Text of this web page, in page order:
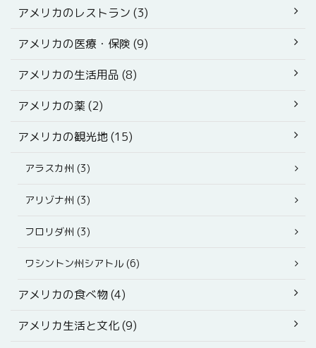
アメリカのレストラン (3)
アメリカの医療・保険 (9)
アメリカの生活用品 (8)
アメリカの薬 (2)
アメリカの観光地 (15)
アラスカ州 (3)
アリゾナ州 (3)
フロリダ州 (3)
ワシントン州シアトル (6)
アメリカの食べ物 (4)
アメリカ生活と文化 (9)